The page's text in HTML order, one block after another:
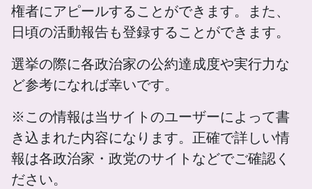
権者にアピールすることができます。また、
日頃の活動報告も登録することができます。
選挙の際に各政治家の公約達成度や実行力な
ど参考になれば幸いです。
※この情報は当サイトのユーザーによって書
き込まれた内容になります。正確で詳しい情
報は各政治家・政党のサイトなどでご確認く
ださい。